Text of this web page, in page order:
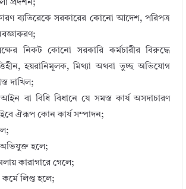
প্রদর্শন;
ব্যতিরেকে সরকারের কোনো আদেশ, পরিপত্র
নিকট কোনো সরকারি কর্মচারীর বিরুদ্ধে
হয়রানিমূলক, মিথ্যা অথবা তুচ্ছ অভিযোগ
দাখিল;
বা বিধি বিধানে যে সমস্ত কার্য অসদাচারণ
ঐরূপ কোন কার্য সম্পাদন;
অভিযুক্ত হলে;
কারাগারে গেলে;
লিপ্ত হলে;